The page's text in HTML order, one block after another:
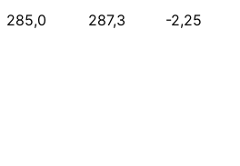
285,0 287,3 -2,25